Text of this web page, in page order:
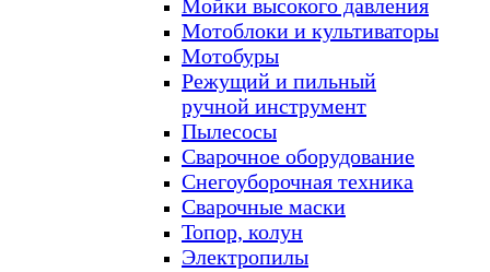
Мойки высокого давления
Мотоблоки и культиваторы
Мотобуры
Режущий и пильный
ручной инструмент
Пылесосы
Сварочное оборудование
Снегоуборочная техника
Сварочные маски
Топор, колун
Электропилы